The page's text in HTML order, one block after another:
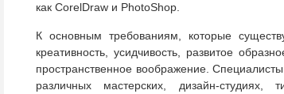
как CorelDraw и PhotoShop.
К основным требованиям, которые
креативность, усидчивость, развитое
пространственное воображение.
различных мастерских, дизайн-